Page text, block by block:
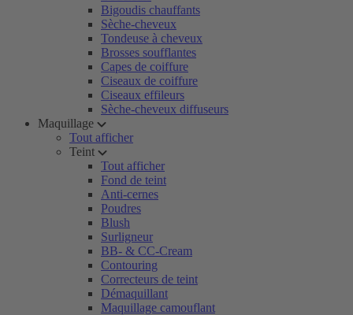
Bigoudis chauffants
Sèche-cheveux
Tondeuse à cheveux
Brosses soufflantes
Capes de coiffure
Ciseaux de coiffure
Ciseaux effileurs
Sèche-cheveux diffuseurs
Maquillage
Tout afficher
Teint
Tout afficher
Fond de teint
Anti-cernes
Poudres
Blush
Surligneur
BB- & CC-Cream
Contouring
Correcteurs de teint
Démaquillant
Maquillage camouflant